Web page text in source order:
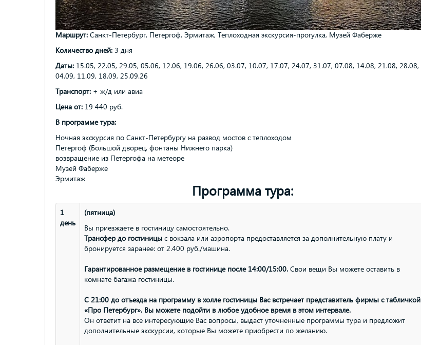
Маршрут: Санкт-Петербург, Петергоф, Эрмитаж, Теплоходная экскурсия-прогулка, Музей Фаберже
Количество дней: 3 дня
Даты: 15.05, 22.05, 29.05, 05.06, 12.06, 19.06, 26.06, 03.07, 10.07, 17.07, 24.07, 31.07, 07.08, 14.08, 21.08, 28.08,
04.09, 11.09, 18.09, 25.09.26
Транспорт: + ж/д или авиа
Цена от: 19 440 руб.
В программе тура:
Ночная экскурсия по Санкт-Петербургу на развод мостов с теплоходом
Петергоф (Большой дворец, фонтаны Нижнего парка)
возвращение из Петергофа на метеоре
Музей Фаберже
Эрмитаж
Программа тура:
1
день
(пятница)
Вы приезжаете в гостиницу самостоятельно.
Трансфер до гостиницы с вокзала или аэропорта предоставляется за дополнительную плату и
бронируется заранее: от 2.400 руб./машина.
Гарантированное размещение в гостинице после 14:00/15:00. Свои вещи Вы можете оставить в
комнате багажа гостиницы.
С 21:00 до отъезда на программу в холле гостиницы Вас встречает представитель фирмы с табличкой
«Про Петербург». Вы можете подойти в любое удобное время в этом интервале.
Он ответит на все интересующие Вас вопросы, выдаст уточненные программы тура и предложит
дополнительные экскурсии, которые Вы можете приобрести по желанию.